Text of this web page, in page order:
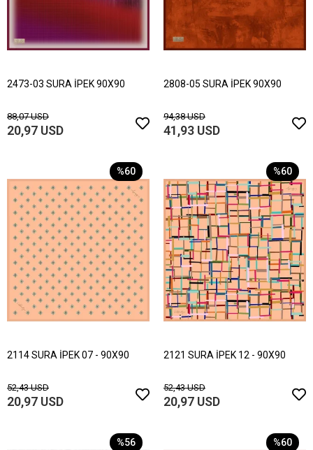
2473-03 SURA İPEK 90X90
88,07 USD
20,97 USD
2808-05 SURA İPEK 90X90
94,38 USD
41,93 USD
%60
2114 SURA İPEK 07 - 90X90
52,43 USD
20,97 USD
%60
2121 SURA İPEK 12 - 90X90
52,43 USD
20,97 USD
%56 %60